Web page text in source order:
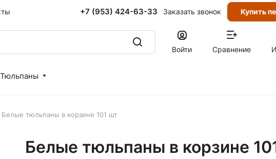
+7 (953) 424-63-33 Заказать звонок Купить
Войти Сравнение
Тюльпаны
Белые тюльпаны в корзине 101 шт
Белые тюльпаны в корзине